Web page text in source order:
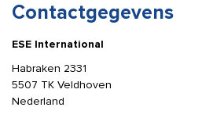
Contactgegevens
ESE International
Habraken 2331
5507 TK Veldhoven
Nederland